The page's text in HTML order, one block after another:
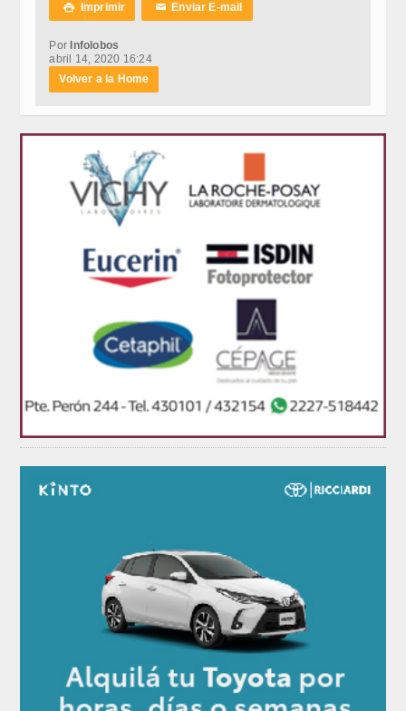
 Imprimir ✉Enviar E-mail
Por Infolobos
abril 14, 2020 16:24
Volver a la Home